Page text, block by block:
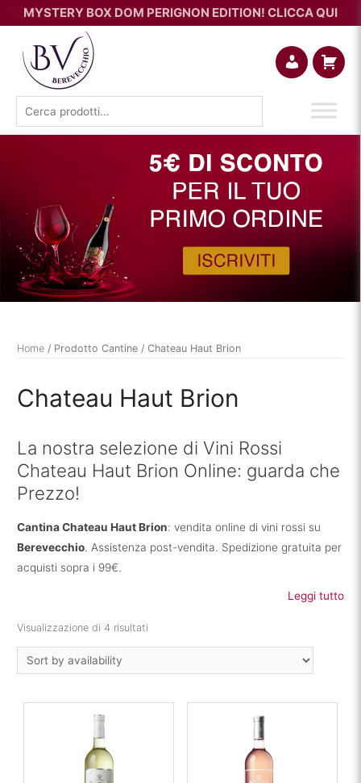
MYSTERY BOX DOM PERIGNON EDITION! CLICCA QUI
Cerca:
Home / Prodotto Cantine / Chateau Haut Brion
Chateau Haut Brion
La nostra selezione di Vini Rossi
Chateau Haut Brion Online: guarda che
Prezzo!
Cantina Chateau Haut Brion: vendita online di vini rossi su
Berevecchio. Assistenza post-vendita. Spedizione gratuita per
acquisti sopra i 99€.
Leggi tutto
Visualizzazione di 4 risultati